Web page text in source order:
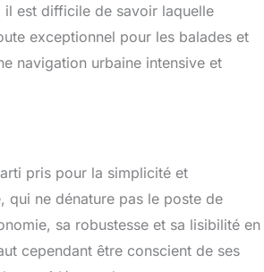
il est difficile de savoir laquelle
exceptionnel pour les balades et
navigation urbaine intensive et
pris pour la simplicité et
qui ne dénature pas le poste de
sa robustesse et sa lisibilité en
cependant être conscient de ses